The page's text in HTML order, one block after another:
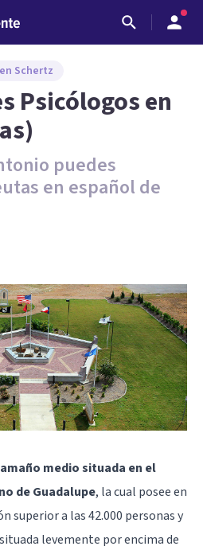
Schertz
Psicólogos en
puedes
en español de
medio situada en el
de Guadalupe, la cual posee en
superior a las 42.000 personas y
levemente por encima de